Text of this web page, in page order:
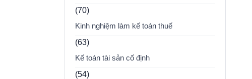
(70)
Kinh nghiệm làm kế toán thuế
(63)
Kế toán tài sản cố định
(54)